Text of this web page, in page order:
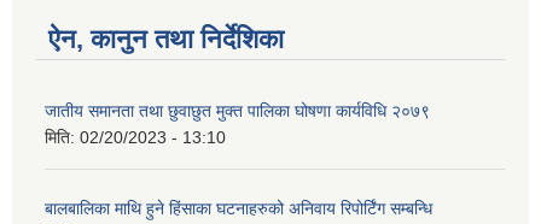
ऐन, कानुन तथा निर्देशिका
जातीय समानता तथा छुवाछुत मुक्त पालिका घोषणा कार्यविधि २०७९
मिति: 02/20/2023 - 13:10
बालबालिका माथि हुने हिंसाका घटनाहरुको अनिवाय रिपोर्टिंग सम्बन्धि